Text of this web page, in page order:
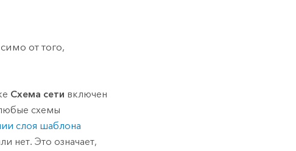
от того,
Схема сети включен
схемы
слоя шаблона
нет. Это означает,